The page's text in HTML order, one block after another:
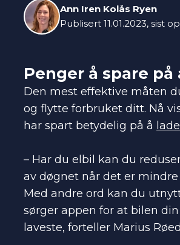
Ann Iren Kolås Ryen
Publisert 11.01.2023, sist
Penger å spare
Den mest effektive måten
og flytte forbruket ditt. Nå
har spart betydelig på å
– Har du elbil kan du
av døgnet når det er
Med andre ord kan du
sørger appen for at bilen
laveste, forteller Marius